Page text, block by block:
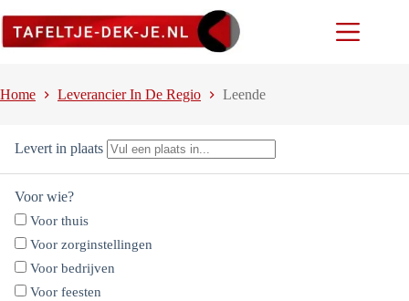
naar
Home Leverancier In De Regio Leende
Levert in plaats
Voor wie?
Voor thuis
Voor zorginstellingen
Voor bedrijven
Voor feesten